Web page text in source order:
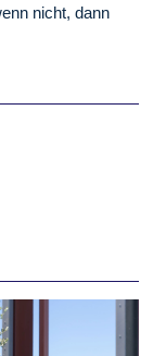
nicht, dann